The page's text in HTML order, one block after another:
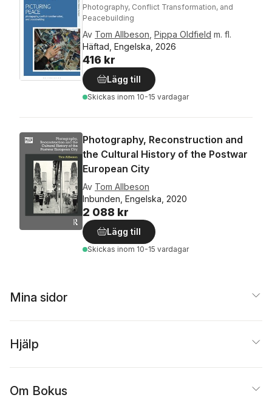
Photography, Conflict Transformation, and
Peacebuilding
Av Tom Allbeson Pippa Oldfield m. fl.
Häftad, Engelska, 2026
416 kr
Lägg till
Skickas inom 10-15 vardagar
Photography, Reconstruction and
the Cultural History of the Postwar
European City
Av Tom Allbeson
Inbunden, Engelska, 2020
2 088 kr
Lägg till
Skickas inom 10-15 vardagar
Mina sidor
Hjälp
Om Bokus